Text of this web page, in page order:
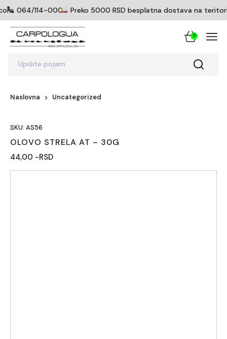
064/114-0005Preko 5000 RSD besplatna dostava na
Upišite pojam
0
Naslovna Uncategorized
SKU: AS56
OLOVO STRELA AT – 30G
44,00 -RSD